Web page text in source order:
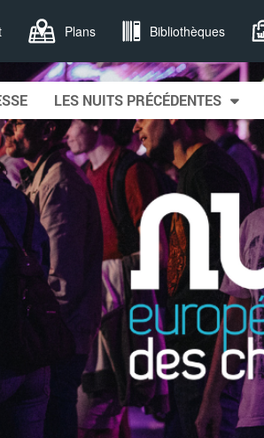
Plans Bibliothèques
LES NUITS PRÉCÉDENTES